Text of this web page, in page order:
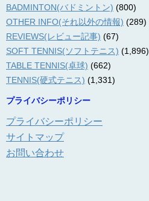
BADMINTON(バドミントン) (800)
OTHER INFO(それ以外の情報) (289)
REVIEWS(レビュー記事) (67)
SOFT TENNIS(ソフトテニス) (1,896)
TABLE TENNIS(卓球) (662)
TENNIS(硬式テニス) (1,331)
プライバシーポリシー
プライバシーポリシー
サイトマップ
お問い合わせ